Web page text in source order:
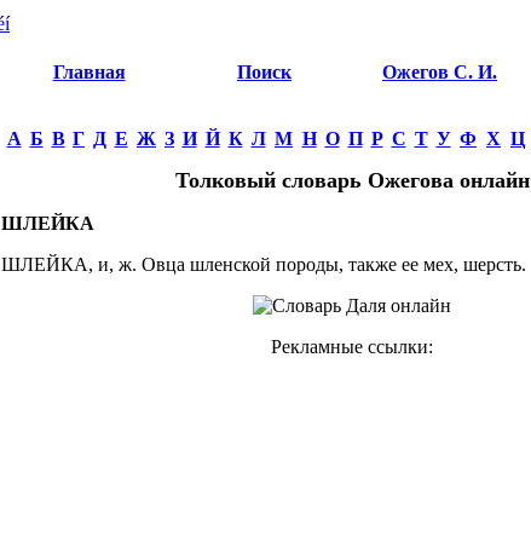
Главная Поиск Ожегов С. И.
А Б В Г Д Е Ж З И Й К Л М Н О П Р С Т У Ф Х Ц
Толковый словарь Ожегова онлайн
ШЛЕЙКА
ШЛЕЙКА, и, ж. Овца шленской породы, также ее мех, шерсть.
Рекламные ссылки: